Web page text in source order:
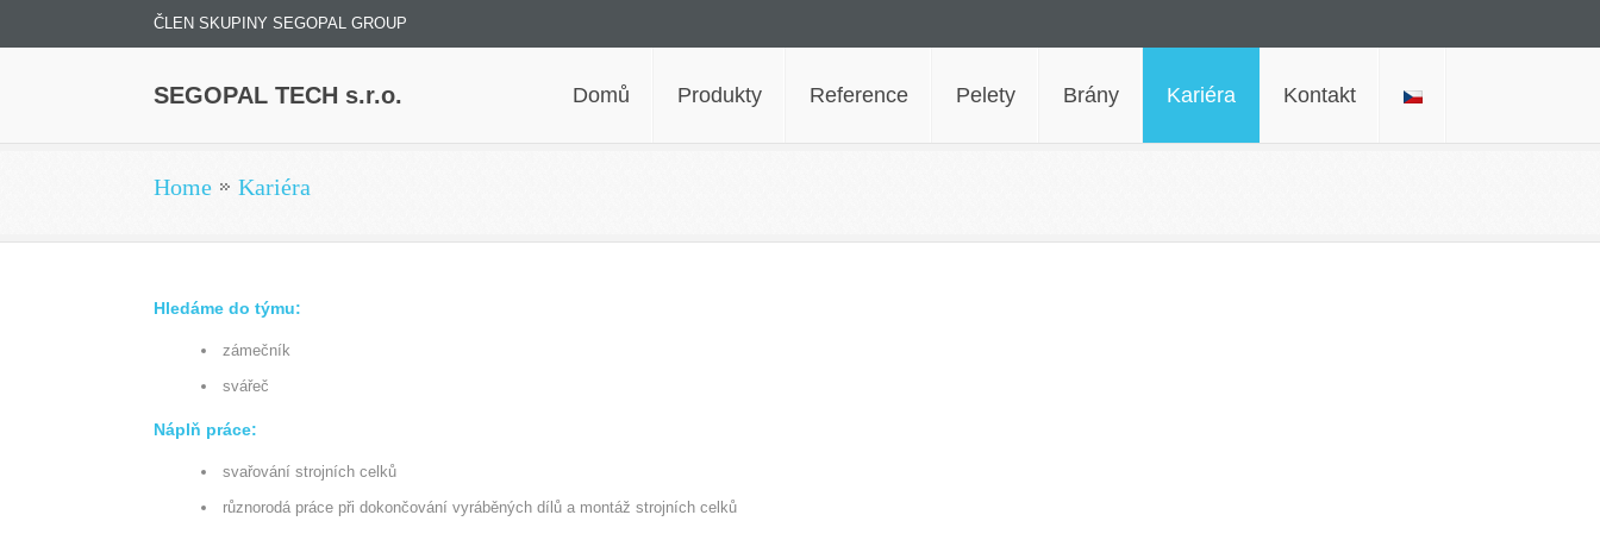
ČLEN SKUPINY SEGOPAL GROUP
SEGOPAL TECH s.r.o. Domů Produkty Reference Pelety Brány Kariéra Kontakt
Home Kariéra
Hledáme do týmu:
zámečník
svářeč
Náplň práce:
svařování strojních celků
různorodá práce při dokončování vyráběných dílů a montáž strojních celků